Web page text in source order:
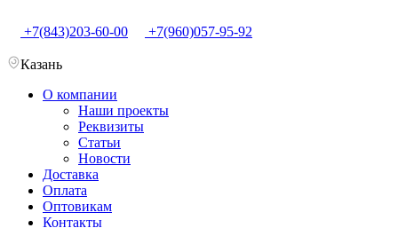
+7(843)203-60-00 +7(960)057-95-92
Казань
О компании
Наши проекты
Реквизиты
Статьи
Новости
Доставка
Оплата
Оптовикам
Контакты